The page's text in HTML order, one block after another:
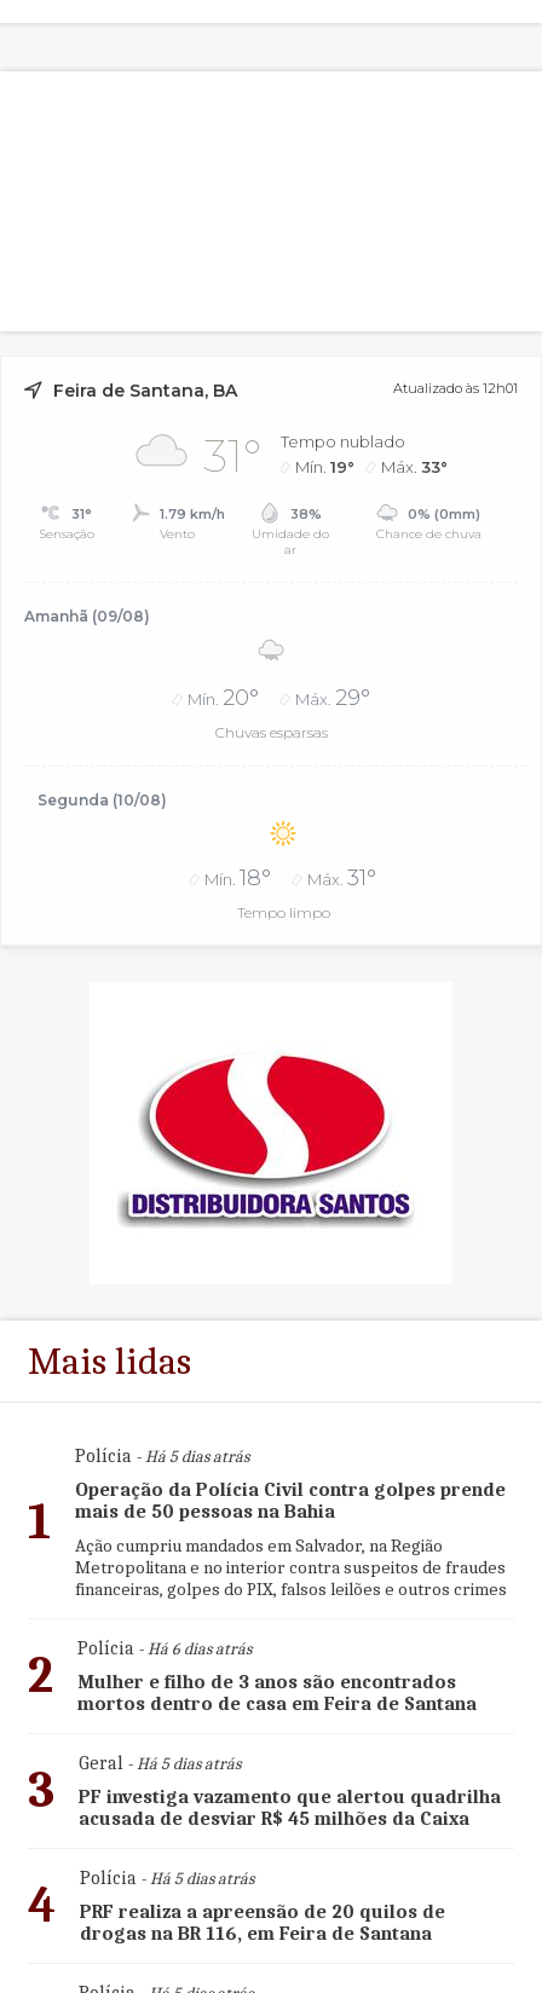
Feira de Santana, BA Atualizado às 12h01
31°
Tempo nublado
Mín.19° Máx.33°
31°
Sensação
1.79 km/h
Vento
38%
Umidade do
ar
0% (0mm)
Chance de chuva
Amanhã (09/08)
Mín. 20° Máx. 29°
Chuvas esparsas
Segunda (10/08)
Mín. 18° Máx.31°
Tempo limpo
Mais lidas
1
Polícia- Há 5 dias atrás
Operação da Polícia Civil contra golpes prende
mais de 50 pessoas na Bahia
Ação cumpriu mandados em Salvador, na Região
Metropolitana e no interior contra suspeitos de fraudes
financeiras, golpes do PIX, falsos leilões e outros crimes
2 Polícia- Há 6 dias atrás
Mulher e filho de 3 anos são encontrados
mortos dentro de casa em Feira de Santana
3 Geral- Há 5 dias atrás
PF investiga vazamento que alertou quadrilha
acusada de desviar R$ 45 milhões da Caixa
4 Polícia- Há 5 dias atrás
PRF realiza a apreensão de 20 quilos de
drogas na BR 116, em Feira de Santana